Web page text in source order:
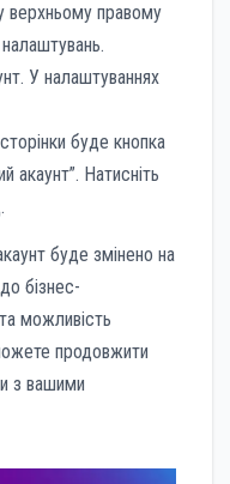
у верхньому правому
У налаштуваннях
буде кнопка
акаунт”. Натисніть
буде змінено на
бізнес-
можливість
продовжити
з вашими